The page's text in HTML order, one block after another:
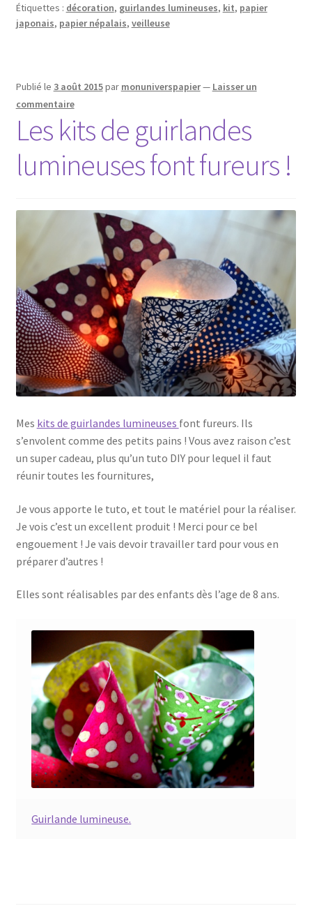
Étiquettes : décoration, guirlandes lumineuses, kit, papier
japonais, papier népalais, veilleuse
Publié le 3 août 2015par monuniverspapier— Laisser un
commentaire
Les kits de guirlandes
lumineuses font fureurs !
Mes kits de guirlandes lumineuses font fureurs. Ils
s’envolent comme des petits pains ! Vous avez raison c’est
un super cadeau, plus qu’un tuto DIY pour lequel il faut
réunir toutes les fournitures,
Je vous apporte le tuto, et tout le matériel pour la réaliser.
Je vois c’est un excellent produit ! Merci pour ce bel
engouement ! Je vais devoir travailler tard pour vous en
préparer d’autres !
Elles sont réalisables par des enfants dès l’age de 8 ans.
Guirlande lumineuse.